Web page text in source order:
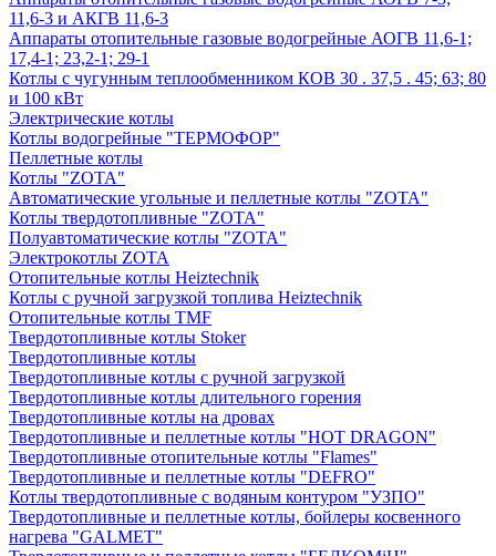
11,6-3 и АКГВ 11,6-3
Аппараты отопительные газовые водогрейные АОГВ 11,6-1;
17,4-1; 23,2-1; 29-1
Котлы с чугунным теплообменником КОВ 30 . 37,5 . 45; 63; 80
и 100 кВт
Электрические котлы
Котлы водогрейные "ТЕРМОФОР"
Пеллетные котлы
Котлы "ZOTA"
Автоматические угольные и пеллетные котлы "ZOTA"
Котлы твердотопливные "ZOTA"
Полуавтоматические котлы "ZOTA"
Электрокотлы ZOTA
Отопительные котлы Heiztechnik
Котлы с ручной загрузкой топлива Heiztechnik
Отопительные котлы TMF
Твердотопливные котлы Stoker
Твердотопливные котлы
Твердотопливные котлы с ручной загрузкой
Твердотопливные котлы длительного горения
Твердотопливные котлы на дровах
Твердотопливные и пеллетные котлы "HOT DRAGON"
Твердотопливные отопительные котлы "Flames"
Твердотопливные и пеллетные котлы "DEFRO"
Котлы твердотопливные с водяным контуром "УЗПО"
Твердотопливные и пеллетные котлы, бойлеры косвенного
нагрева "GALMET"